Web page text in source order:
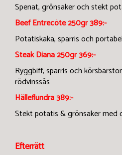
Spenat, grönsaker och stekt
Beef Entrecôte250gr389:-
Potatiskaka, sparris och
Steak Diana 250gr 369:-
Ryggbiff, sparris och
rödvinssås
Hälleflundra 389:-
Stekt potatis & grönsaker med
Efterrätt